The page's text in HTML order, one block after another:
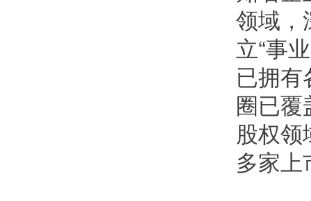
领域，
立“事
已拥
圈已
股权
多家上